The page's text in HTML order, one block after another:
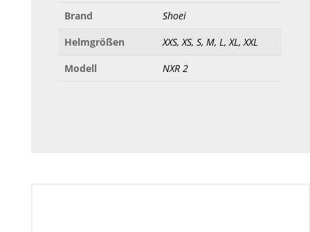
Brand
Shoei
Helmgrößen
XXS, XS, S, M, L, XL, XXL
Modell
NXR 2